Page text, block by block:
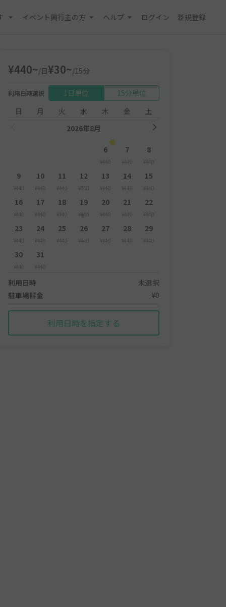
イベント興行主の方 ヘルプ ログイン 新規登録
¥440~/日¥30~/15分
利用日時選択 1日単位
15分単位
日
月 火 水 木 金
土
2026年8月
6
¥440
7
¥440
8
¥440
9
¥440
10
¥440
11
¥440
12
¥440
13
¥440
14
¥440
15
¥440
16
¥440
17
¥440
18
¥440
19
¥440
20
¥440
21
¥440
22
¥440
23
¥440
24
¥440
25
¥440
26
¥440
27
¥440
28
¥440
29
¥440
30
¥440
31
¥440
利用日時
未選択
駐車場料金
¥0
利用日時を指定する